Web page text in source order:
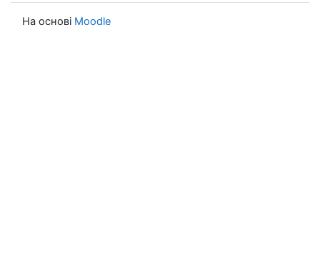
На основі Moodle